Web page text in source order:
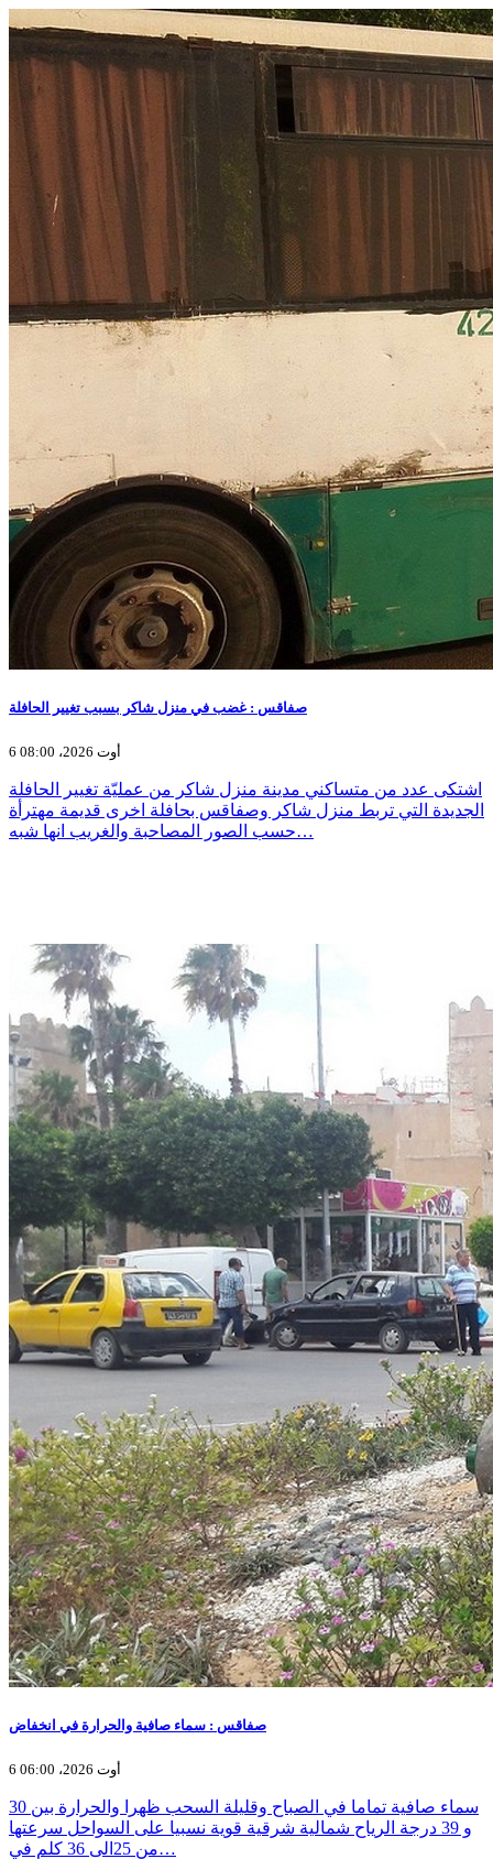
صفاقس : غضب في منزل شاكر بسبب تغيير الحافلة
6 أوت 2026، 08:00
اشتكى عدد من متساكني مدينة منزل شاكر من عمليّة تغيير الحافلة
الجديدة التي تربط منزل شاكر وصفاقس بحافلة اخرى قديمة مهترأة
حسب الصور المصاحبة والغريب انها شبه…
صفاقس : سماء صافية والحرارة في انخفاض
6 أوت 2026، 06:00
سماء صافية تماما في الصباح وقليلة السحب ظهرا والحرارة بين 30
و 39 درجة الرياح شمالية شرقية قوية نسبيا على السواحل سرعتها
من 25الى 36 كلم في…